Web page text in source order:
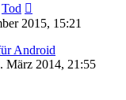
Tod
2015, 15:21
Android
März 2014, 21:55